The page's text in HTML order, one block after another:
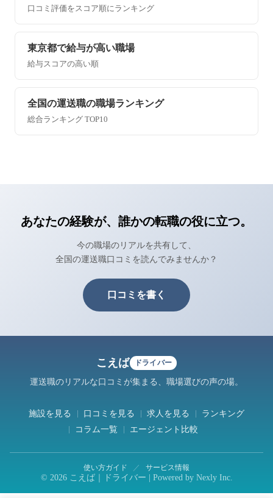
口コミ評価をスコア順にランキング
東京都で給与が高い職場
給与スコアの高い順
全国の運送職の職場ランキング
総合ランキング TOP10
あなたの経験が、誰かの転職の役に立つ。
今の職場のリアルを共有して、
全国の運送職口コミを読んでみませんか？
口コミを書く
こえば ドライバー
運送職のリアルな口コミが集まる、職場選びの声の場。
施設を見る 口コミを見る 求人を見る
ランキング
コラム一覧
エージェント比較
使い方ガイド ／ サービス情報
© 2026 こえば｜ドライバー | Powered by Nexly Inc.